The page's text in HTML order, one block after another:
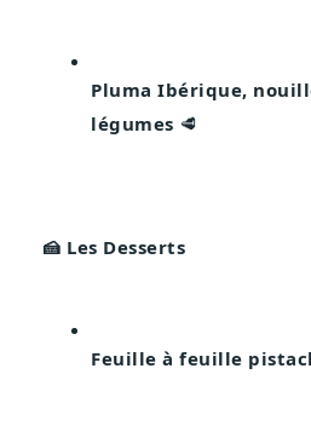
Pluma Ibérique,
légumes 🥩
🍰 Les Desserts
Feuille à feuille